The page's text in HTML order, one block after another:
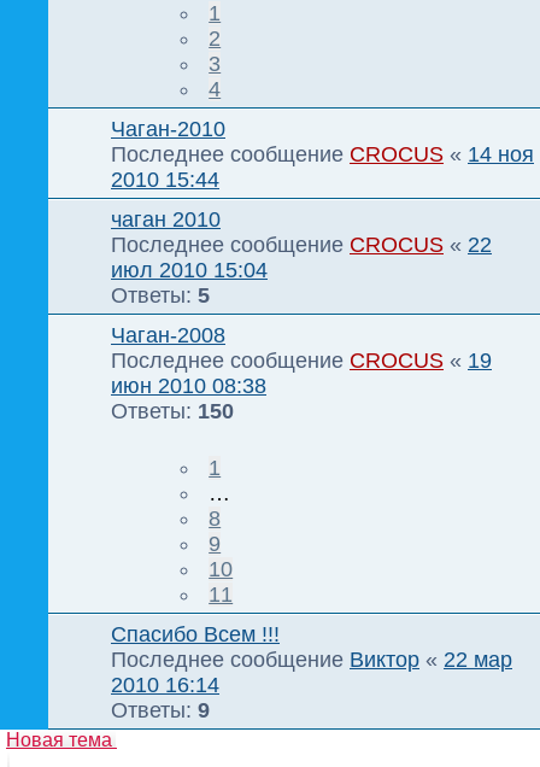
1
2
3
4
Чаган-2010
Последнее сообщение CROCUS « 14 ноя
2010 15:44
чаган 2010
Последнее сообщение CROCUS « 22
июл 2010 15:04
Ответы: 5
Чаган-2008
Последнее сообщение CROCUS « 19
июн 2010 08:38
Ответы: 150
1
…
8
9
10
11
Спасибо Всем !!!
Последнее сообщение Виктор « 22 мар
2010 16:14
Ответы: 9
Новая тема